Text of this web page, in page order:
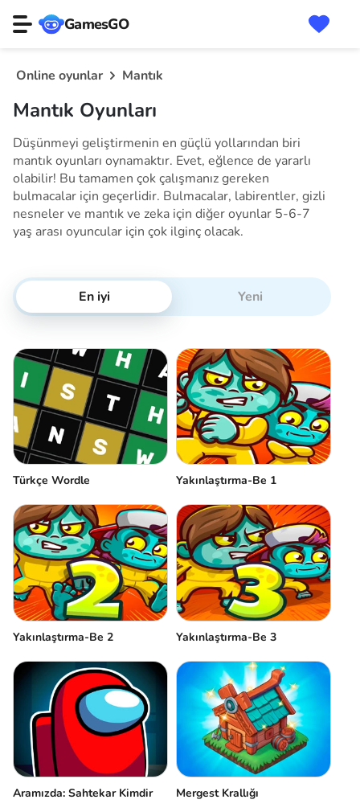
GamesGO
Online oyunlar Mantık
Mantık Oyunları
Düşünmeyi geliştirmenin en güçlü yollarından biri
mantık oyunları oynamaktır. Evet, eğlence de yararlı
olabilir! Bu tamamen çok çalışmanız gereken
bulmacalar için geçerlidir. Bulmacalar, labirentler, gizli
nesneler ve mantık ve zeka için diğer oyunlar 5-6-7
yaş arası oyuncular için çok ilginç olacak.
En iyi Yeni
Türkçe Wordle Yakınlaştırma-Be 1
Yakınlaştırma-Be 2 Yakınlaştırma-Be 3
Aramızda: Sahtekar Kimdir Mergest Krallığı